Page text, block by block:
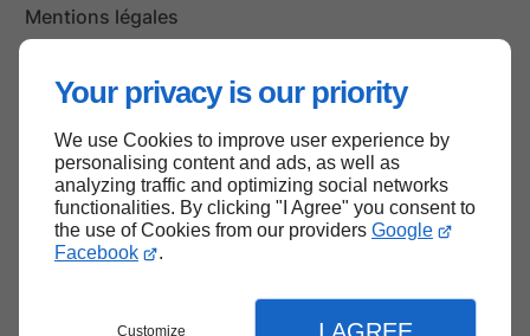
Your privacy is our priority
We use Cookies to improve user experience by
personalising content and ads, as well as
analyzing traffic and optimizing social networks
functionalities. By clicking "I Agree" you consent to
the use of Cookies from our providers Google
Facebook
.
Customize
Mentions légales
Haut de page